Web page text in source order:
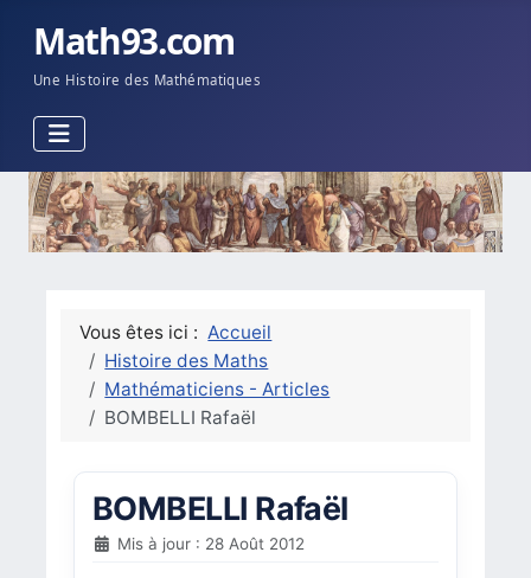
Math93.com
Une Histoire des Mathématiques
Vous êtes ici : Accueil
Histoire des Maths
Mathématiciens - Articles
BOMBELLI Rafaël
BOMBELLI Rafaël
Mis à jour : 28 Août 2012